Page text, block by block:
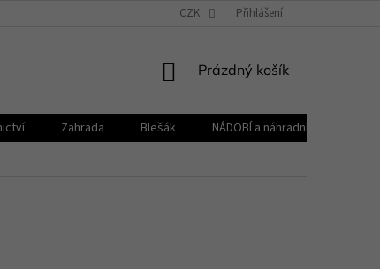
OBCHODNÍ PODMÍNKY REKLAMAČNÍ ŘÁD
CZK Přihlášení
NÁKUPNÍ
Prázdný košík
Zahrada Blešák
NÁDOBÍ a náhradní díly KELOmat